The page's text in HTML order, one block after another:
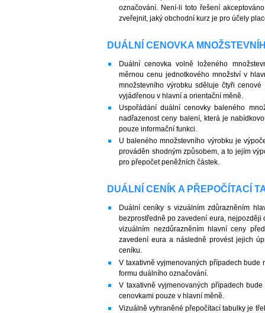
označování. Není-li toto řešení
zveřejnit, jaký obchodní kurz je pro účely
DUÁLNÍ CENOVKA
Duální cenovka volně loženého
měrnou cenu jednotkového množství v
množstevního výrobku sděluje čtyři
vyjádřenou v hlavní a orientační měně.
Uspořádání duální cenovky baleného
nadřazenost ceny balení, která je
pouze informační funkci.
U baleného množstevního výrobku je
prováděn shodným způsobem, a to jejím
pro přepočet peněžních částek.
DUÁLNÍ CENÍK A PŘEPOČÍTACÍ
Duální ceníky s vizuálním zdůrazněním
bezprostředně po zavedení eura,
vizuálním nezdůrazněním hlavní ceny
zavedení eura a následně provést jejich
ceníku.
V taxativně vyjmenovaných případech
formu duálního označování.
V taxativně vyjmenovaných případech
cenovkami pouze v hlavní měně.
Vizuálně vyhraněné přepočítací tabulky je